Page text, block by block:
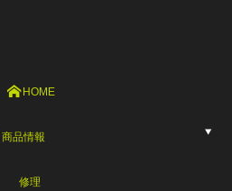
HOME
商品情報
修理